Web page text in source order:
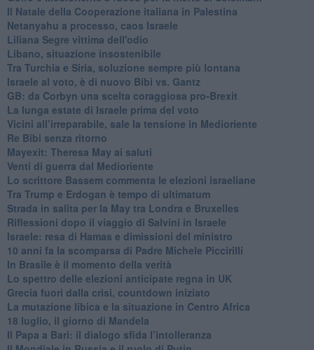
Il Natale della Cooperazione italiana in Palestina
Netanyahu a processo, caos Israele
Liliana Segre vittima dell'odio
Libano, situazione insostenibile
Tra Turchia e Siria, soluzione sempre più lontana
Israele al voto, è di nuovo Bibi vs. Gantz
GB: da Corbyn una scelta coraggiosa pro-Brexit
La lunga estate di Israele prima del voto
Vicini all’irreparabile, sale la tensione in Medioriente
Re Bibi senza ritorno
Mayexit: Theresa May ai saluti
Venti di guerra dal Medioriente
Lo scrittore Bassem commenta le elezioni israeliane
Tra Trump e Erdogan è tempo di ultimatum
Strada in salita per la May tra Londra e Bruxelles
Riflessioni dopo il viaggio di Salvini in Israele
Israele: resa di Hamas e dimissioni del ministro
10 anni fa la scomparsa di Padre Michele Piccirilli
In Brasile è il momento della verità
Lo spettro delle elezioni anticipate regna in UK
Grecia fuori dalla crisi, countdown iniziato
La mutazione libica e la situazione in Centro Africa
18 luglio, il giorno di Mandela
Il Papa a Bari: il dialogo sfida l’intolleranza